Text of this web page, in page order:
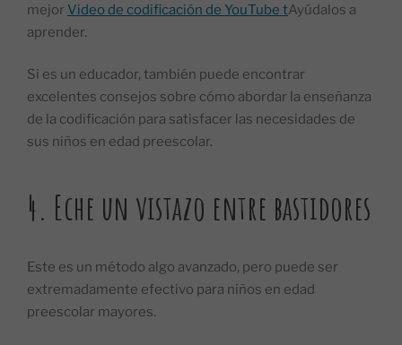
mejor Video de codificación de YouTube tAyúdalos a
aprender.
Si es un educador, también puede encontrar
excelentes consejos sobre cómo abordar la enseñanza
de la codificación para satisfacer las necesidades de
sus niños en edad preescolar.
4. Eche un vistazo entre bastidores
Este es un método algo avanzado, pero puede ser
extremadamente efectivo para niños en edad
preescolar mayores.